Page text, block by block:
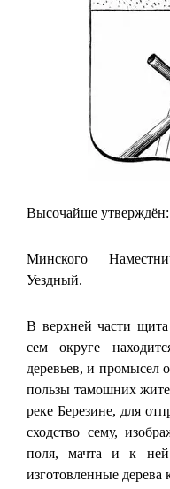
Высочайше утверждён:
Минского
Уездный.
В верхней части
сем округе
деревьев, и промысел
пользы тамошних
реке Березине, для
сходство сему,
поля, мачта и к ней
изготовленные дерева